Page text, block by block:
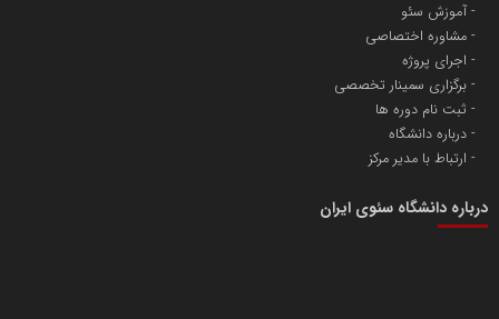
پایگاه اطلاع رسانی اعتلای نهادهای مردمی
آهن و فولاد غدیر ایرانیان
تامین آهن اسفنجی تولیدکنندگان فولاد در کشور
مسعودصادقی
آموزش سئو
مشاوره اختصاصی
اجرای پروژه
برگزاری سمینار تخصصی
ثبت نام دوره ها
درباره دانشگاه
ارتباط با مدیر مرکز
درباره دانشگاه سئوی ایران